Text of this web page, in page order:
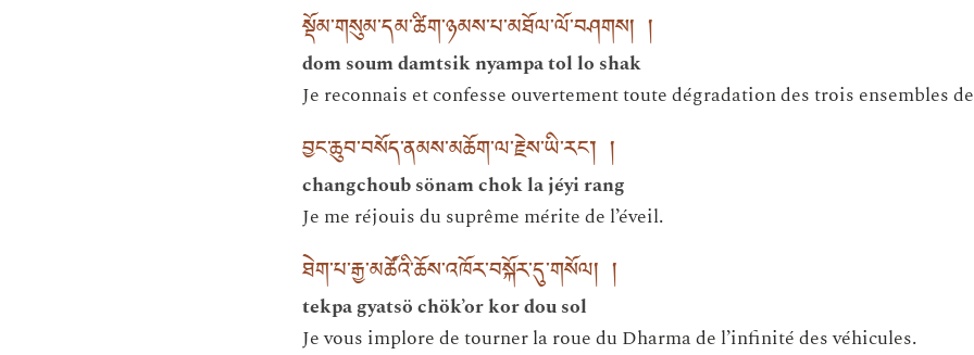
སྡོམ་གསུམ་དམ་ཚིག་ཉམས་པ་མཐོལ་ལོ་བཤགས། །
dom soum damtsik nyampa tol lo shak
Je reconnais et confesse ouvertement toute dégradation des trois ensembles
བྱང་ཆུབ་བསོད་ནམས་མཆོག་ལ་རྗེས་ཡི་རང་། །
changchoub sönam chok la jéyi rang
Je me réjouis du suprême mérite de l’éveil.
ཐེག་པ་རྒྱ་མཚོའི་ཆོས་འཁོར་བསྐོར་དུ་གསོལ། །
tekpa gyatsö chök’or kor dou sol
Je vous implore de tourner la roue du Dharma de l’infinité des véhicules.